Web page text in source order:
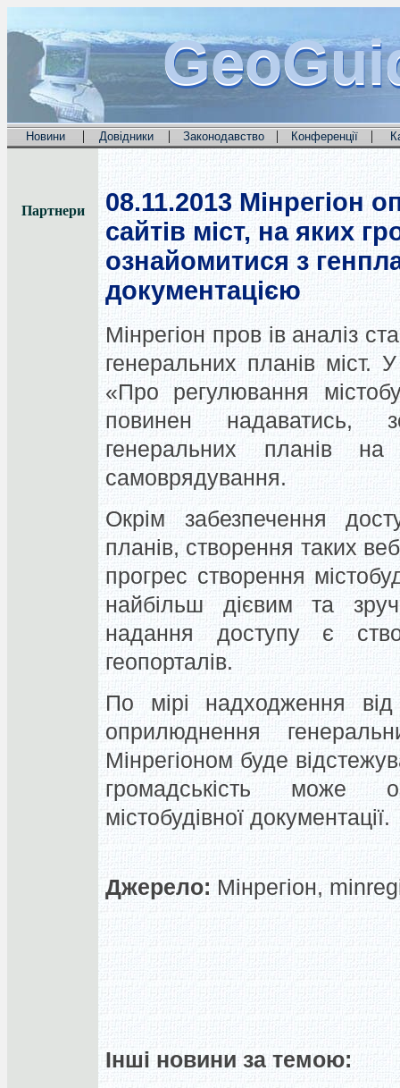
Новини | Довідники | Законодавство | Конференції |
Партнери 08.11.2013 Мінрегіон
сайтів міст, на яких
ознайомитися з
документацією
Мінрегіон пров ів аналіз
генеральних планів міст.
«Про регулювання
повинен надаватись,
генеральних планів на
самоврядування.
Окрім забезпечення
планів, створення таких
прогрес створення
найбільш дієвим та
надання доступу є
геопорталів.
По мірі надходження від
оприлюднення
Мінрегіоном буде
громадськість може
містобудівної документації.
Джерело: Мінрегіон,
Інші новини за темою: